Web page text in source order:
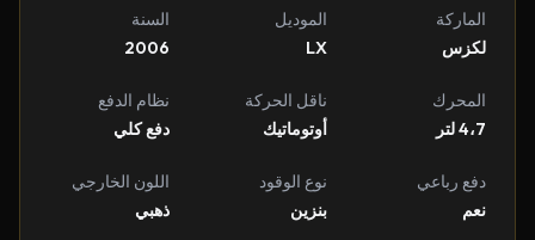
الماركة
لكزس
الموديل
LX
السنة
2006
المحرك
4،7 لتر
ناقل الحركة
أوتوماتيك
نظام الدفع
دفع كلي
دفع رباعي
نعم
نوع الوقود
بنزين
اللون الخارجي
ذهبي